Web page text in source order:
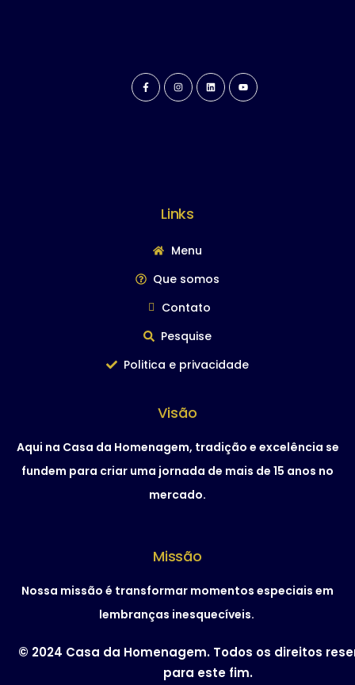
Links
Menu
Que somos
Contato
Pesquise
Politica e privacidade
Visão
Aqui na Casa da Homenagem, tradição e excelência se
fundem para criar uma jornada de mais de 15 anos no
mercado.
Missão
Nossa missão é transformar momentos especiais em
lembranças inesquecíveis.
© 2024 Casa da Homenagem. Todos os direitos
para este fim.